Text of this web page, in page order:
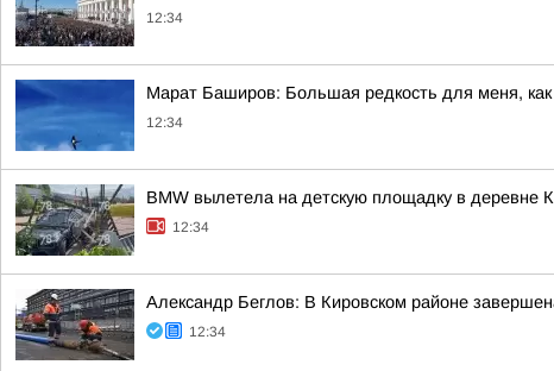
12:34
Марат Баширов: Большая редкость для меня,
12:34
BMW вылетела на детскую площадку в деревне
12:34
Александр Беглов: В Кировском районе
12:34